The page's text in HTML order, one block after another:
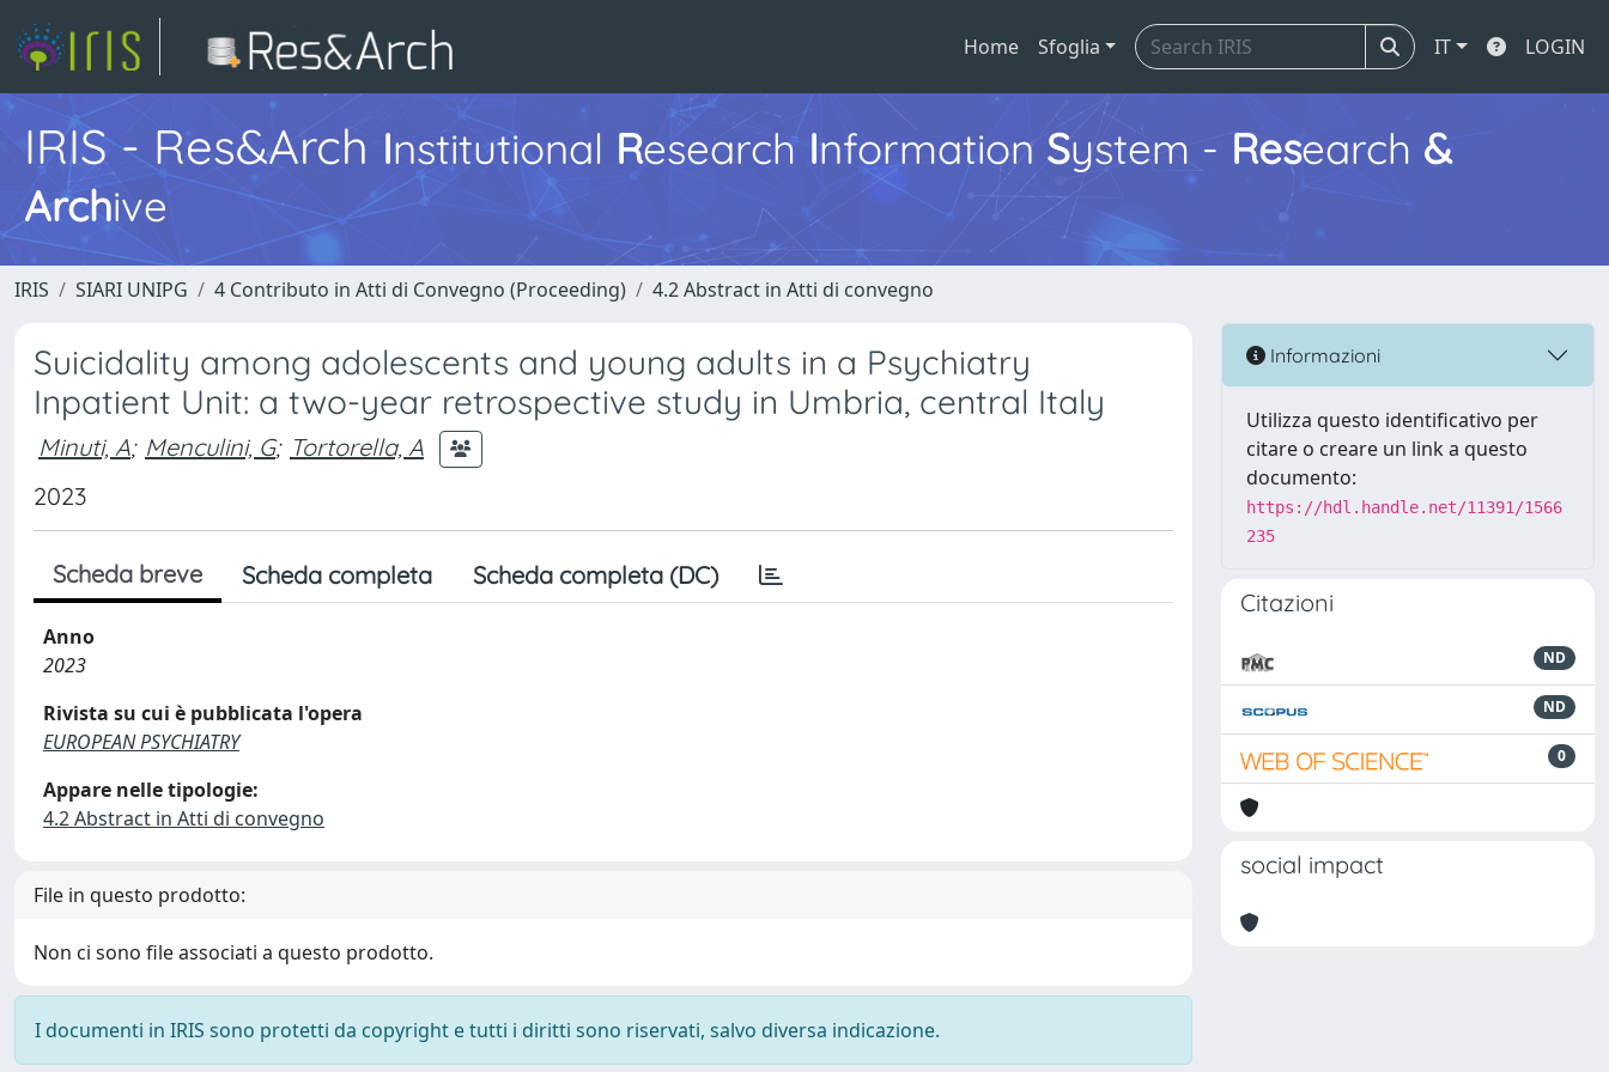
Home Sfoglia IT LOGIN
IRIS - Res&Arch Institutional Research Information System - Research &
Archive
IRIS SIARI UNIPG 4 Contributo in Atti di Convegno (Proceeding) 4.2 Abstract in Atti di convegno
Suicidality among adolescents and young adults in a Psychiatry
Inpatient Unit: a two-year retrospective study in Umbria, central Italy
Minuti, A; Menculini, G; Tortorella, A
2023
Scheda breve Scheda completa Scheda completa (DC)
Anno
2023
Rivista su cui è pubblicata l'opera
EUROPEAN PSYCHIATRY
Appare nelle tipologie:
4.2 Abstract in Atti di convegno
File in questo prodotto:
Non ci sono file associati a questo prodotto.
I documenti in IRIS sono protetti da copyright e tutti i diritti sono riservati, salvo diversa indicazione.
Informazioni
Utilizza questo identificativo per
citare o creare un link a questo
documento:
https://hdl.handle.net/11391/1566
235
Citazioni
ND
ND
0
social impact